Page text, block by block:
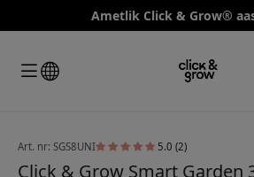
Ametlik Click & Grow®
Art. nr: SGS8UNI 5.0 (2)
Click & Grow Smart Garden